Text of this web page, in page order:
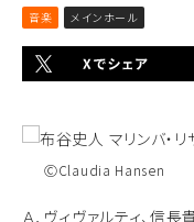
音楽 メインホール
ⒸClaudia Hansen
Ａ．ヴィヴァルティ、信